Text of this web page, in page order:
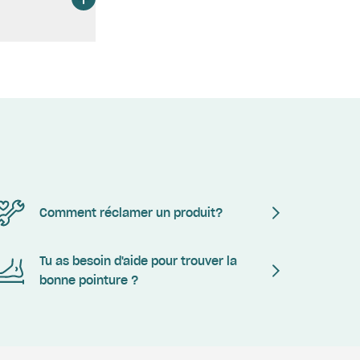
Comment réclamer un produit?
Tu as besoin d'aide pour trouver la
bonne pointure ?